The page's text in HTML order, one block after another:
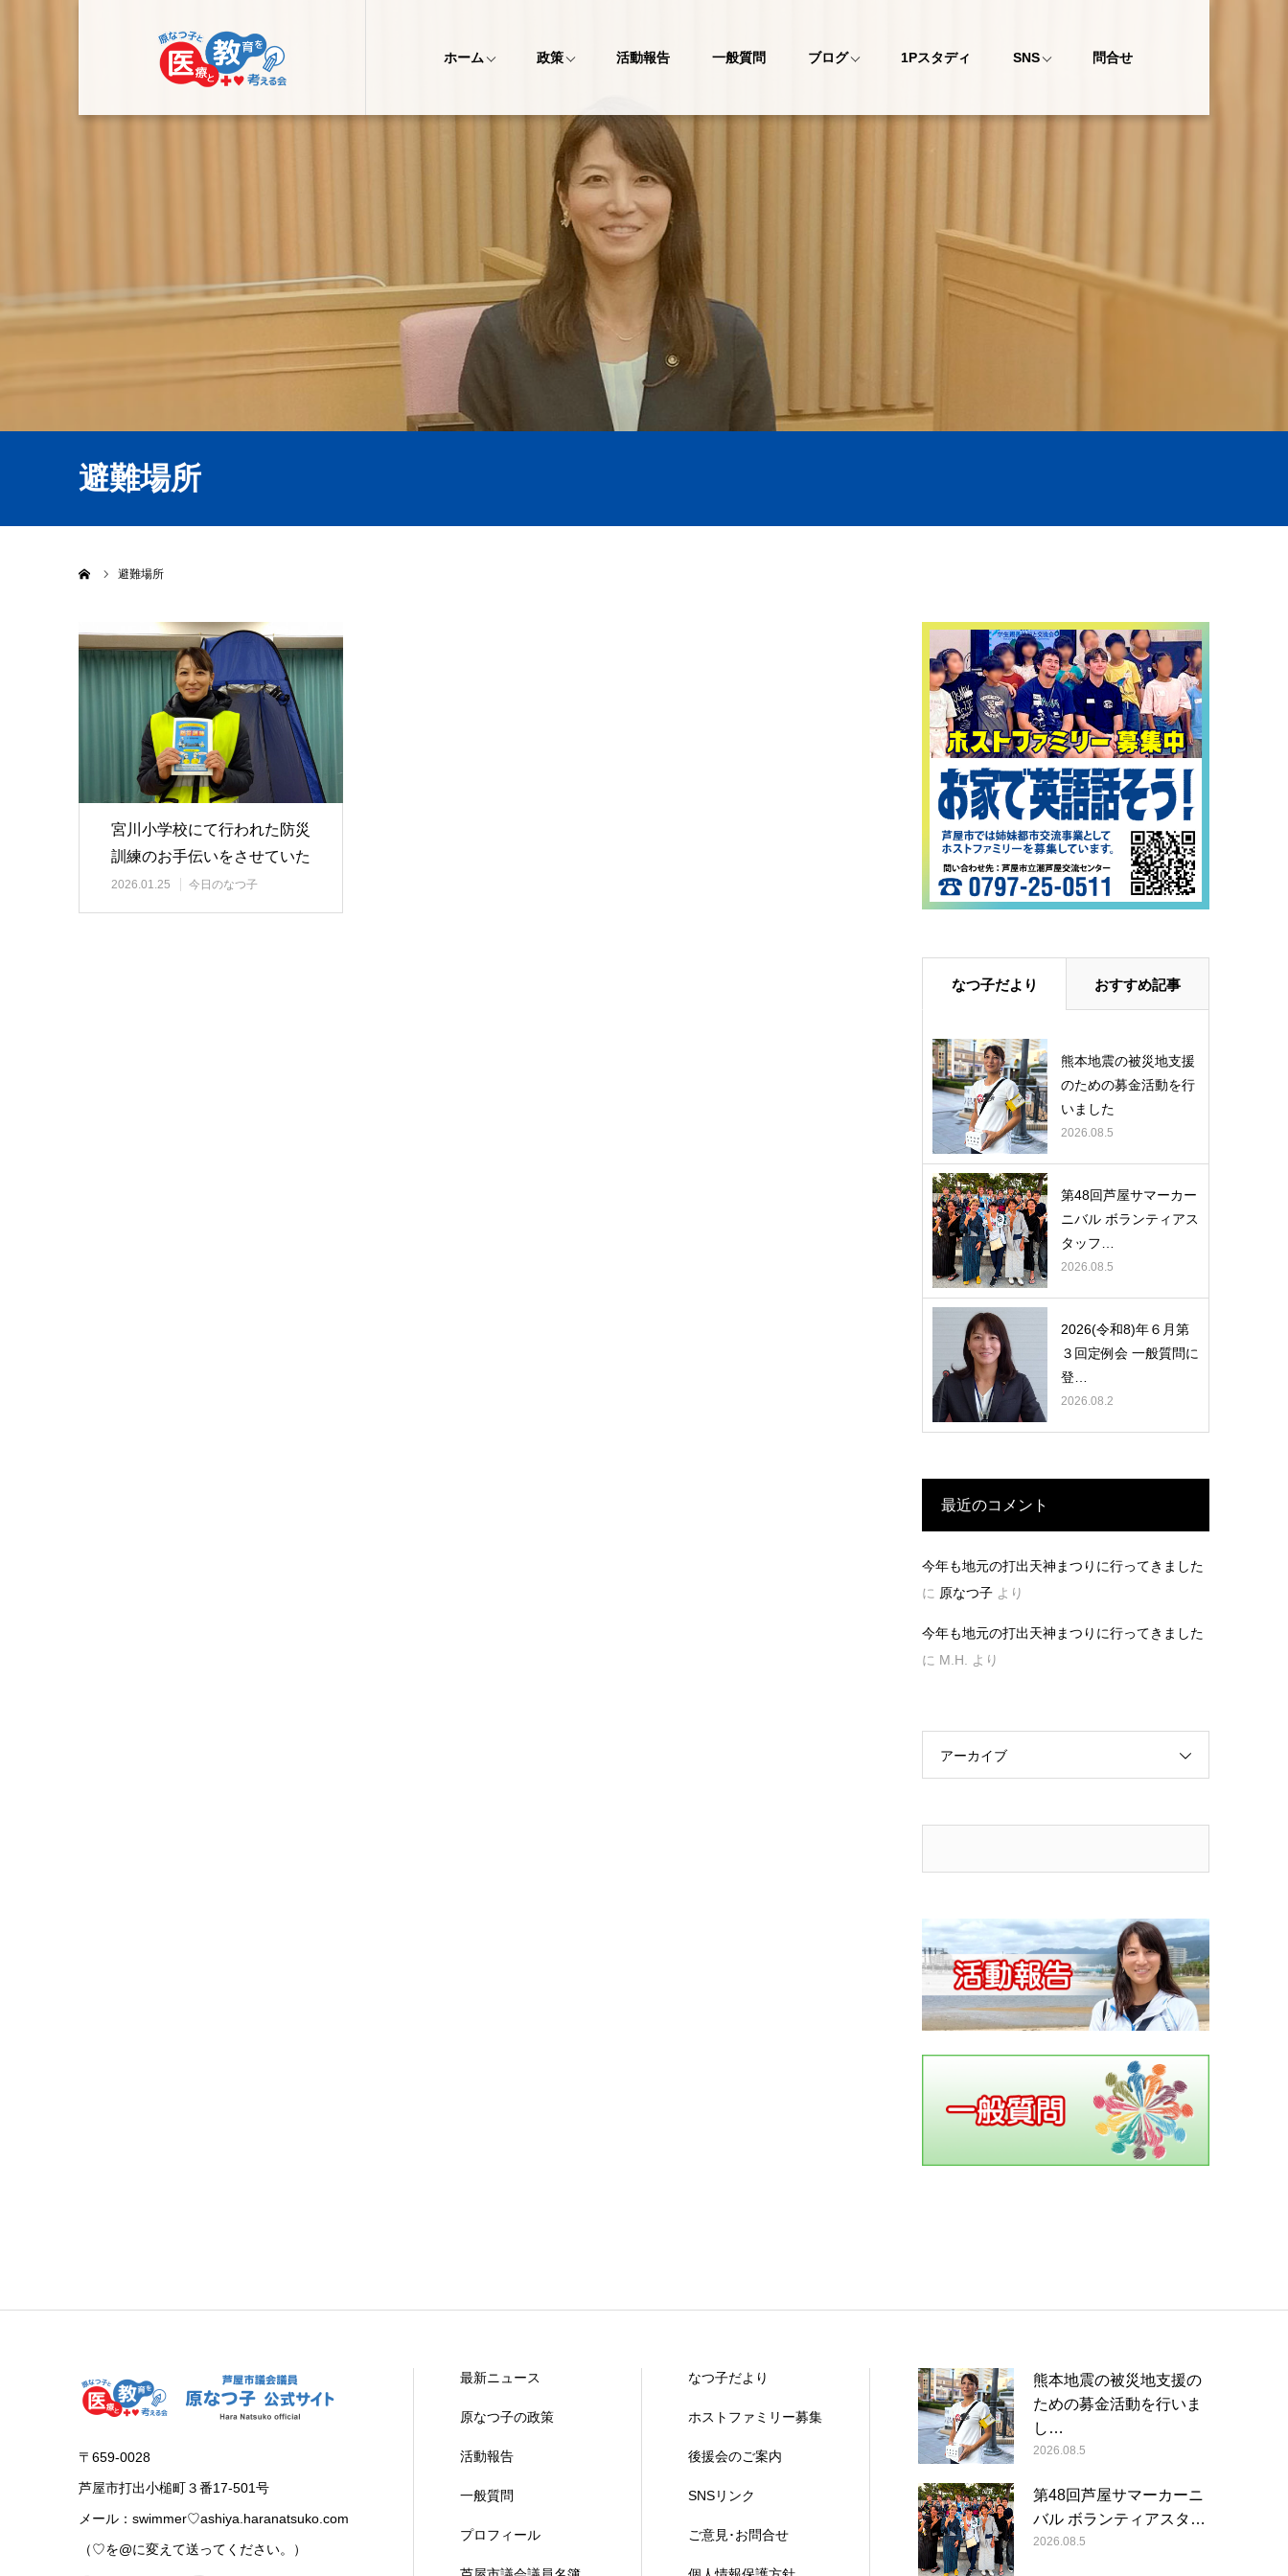
ホーム 政策 活動報告 一般質問 ブログ 1Pスタディ SNS 問合せ
避難場所
避難場所
宮川小学校にて行われた防災
訓練のお手伝いをさせていた
だきました
2026.01.25 今日のなつ子
なつ子だより おすすめ記事
熊本地震の被災地支援
のための募金活動を行
いました
2026.08.5
第48回芦屋サマーカー
ニバル ボランティアス
タッフ…
2026.08.5
2026(令和8)年６月第
３回定例会 一般質問に
登…
2026.08.2
最近のコメント
今年も地元の打出天神まつりに行ってきました
に 原なつ子 より
今年も地元の打出天神まつりに行ってきました
に M.H. より
アーカイブ
〒659-0028
芦屋市打出小槌町３番17-501号
メール：swimmer♡ashiya.haranatsuko.com
（♡を@に変えて送ってください。）
最新ニュース
原なつ子の政策
活動報告
一般質問
プロフィール
なつ子だより
ホストファミリー募集
後援会のご案内
SNSリンク
ご意見･お問合せ
熊本地震の被災地支援の
ための募金活動を行いま
し…
2026.08.5
第48回芦屋サマーカーニ
バル ボランティアスタ…
2026.08.5